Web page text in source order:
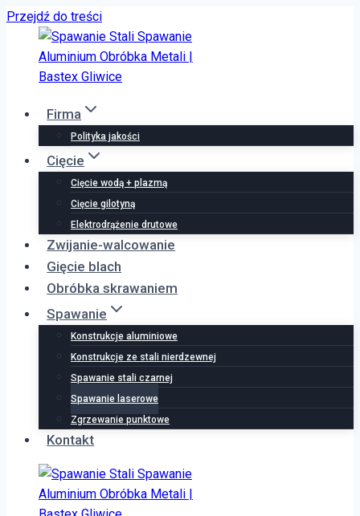
Przejdź do treści
Firma
Polityka jakości
Cięcie
Cięcie wodą + plazmą
Cięcie gilotyną
Elektrodrążenie drutowe
Zwijanie-walcowanie
Gięcie blach
Obróbka skrawaniem
Spawanie
Konstrukcje aluminiowe
Konstrukcje ze stali nierdzewnej
Spawanie stali czarnej
Spawanie laserowe
Zgrzewanie punktowe
Kontakt